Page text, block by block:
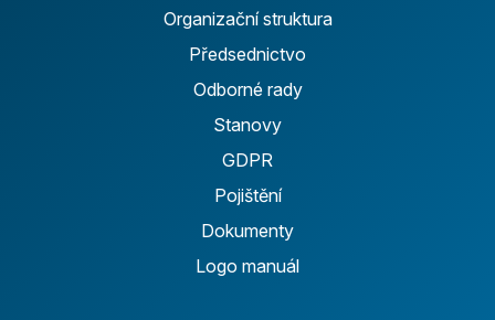
Organizační struktura
Předsednictvo
Odborné rady
Stanovy
GDPR
Pojištění
Dokumenty
Logo manuál